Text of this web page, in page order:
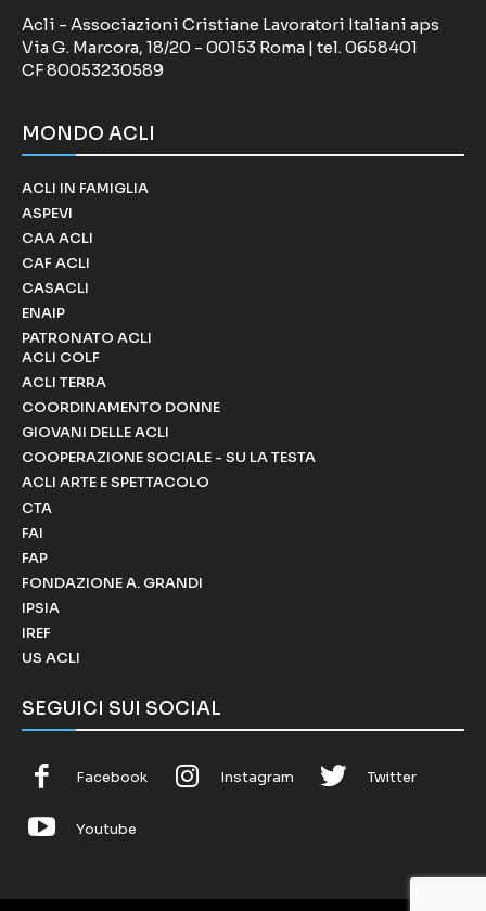
Acli - Associazioni Cristiane Lavoratori Italiani aps
Via G. Marcora, 18/20 - 00153 Roma | tel. 0658401
CF 80053230589
MONDO ACLI
ACLI IN FAMIGLIA
ASPEVI
CAA ACLI
CAF ACLI
CASACLI
ENAIP
PATRONATO ACLI
ACLI COLF
ACLI TERRA
COORDINAMENTO DONNE
GIOVANI DELLE ACLI
COOPERAZIONE SOCIALE - SU LA TESTA
ACLI ARTE E SPETTACOLO
CTA
FAI
FAP
FONDAZIONE A. GRANDI
IPSIA
IREF
US ACLI
SEGUICI SUI SOCIAL
Facebook Instagram Twitter
Youtube